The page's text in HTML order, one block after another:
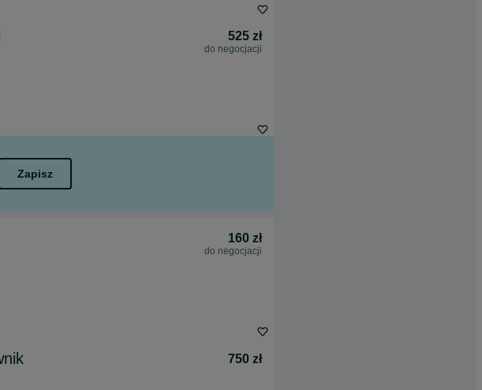
525 zł
do negocjacji
Zapisz
160 zł
do negocjacji
750 zł